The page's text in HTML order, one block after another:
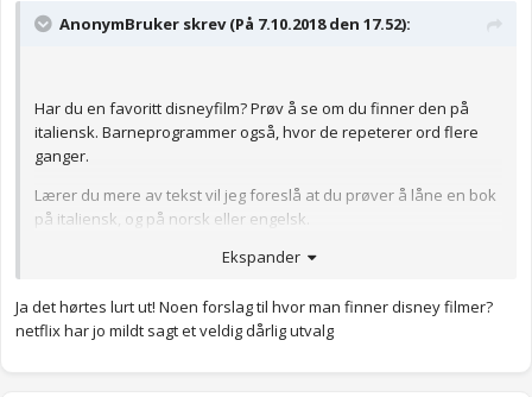
AnonymBruker skrev (På 7.10.2018 den 17.52):
Har du en favoritt disneyfilm? Prøv å se om du finner den på
italiensk. Barneprogrammer også, hvor de repeterer ord flere
ganger.
Lærer du mere av tekst vil jeg foreslå at du prøver å låne en bok
på italiensk, og på norsk eller engelsk.
Ekspander
Ja det hørtes lurt ut! Noen forslag til hvor man finner disney filmer?
netflix har jo mildt sagt et veldig dårlig utvalg